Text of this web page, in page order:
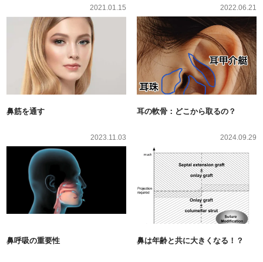
2021.01.15
鼻筋を通す
2022.06.21
耳の軟骨：どこから取るの？
2023.11.03
鼻呼吸の重要性
2024.09.29
鼻は年齢と共に大きくなる！？